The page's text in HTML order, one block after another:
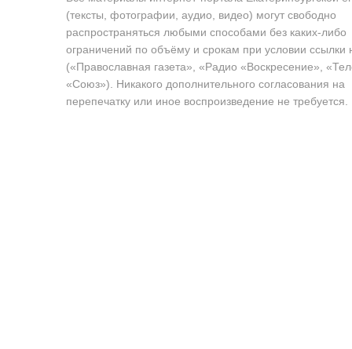
(тексты, фотографии, аудио, видео) могут свободно
распространяться любыми способами без каких-либо
ограничений по объёму и срокам при условии ссылки
(«Православная газета», «Радио «Воскресение»,
«Союз»). Никакого дополнительного согласования на
перепечатку или иное воспроизведение не требуется.